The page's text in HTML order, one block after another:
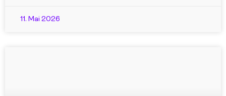
11. Mai 2026